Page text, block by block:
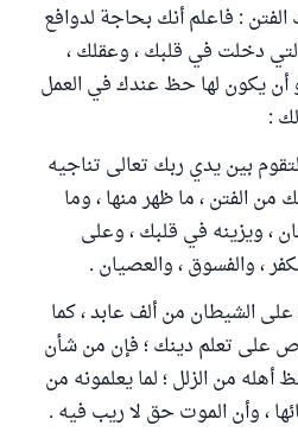
الفتن : فاعلم أنك بحاجة لدوافع
دخلت في قلبك ، وعقلك ،
يكون لها حظ عندك في العمل
:
بين يدي ربك تعالى تناجيه
من الفتن ، ما ظهر منها ، وما
، ويزينه في قلبك ، وعلى
، والفسوق ، والعصيان .
الشيطان من ألف عابد ، كما
على تعلم دينك ؛ فإن من شأن
أهله من الزلل ؛ لما يعلمونه من
، وأن الموت حق لا ريب فيه .